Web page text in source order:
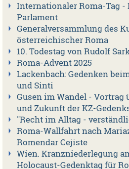
Internationaler Roma-Tag
Parlament
Generalversammlung des
österreichischer Roma
10. Todestag von Rudolf
Roma-Advent 2025
Lackenbach: Gedenken
und Sinti
Gusen im Wandel - Vortrag
und Zukunft der KZ-
"Recht im Alltag -
Roma-Wallfahrt nach
Romendar Cejiste
Wien. Kranzniederlegung
Holocaust-Gedenktag für